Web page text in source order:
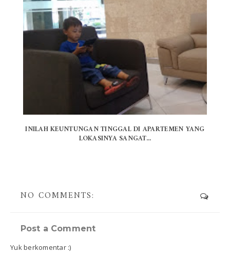
INILAH KEUNTUNGAN TINGGAL DI APARTEMEN YANG
LOKASINYA SANGAT...
NO COMMENTS:
Post a Comment
Yuk berkomentar :)